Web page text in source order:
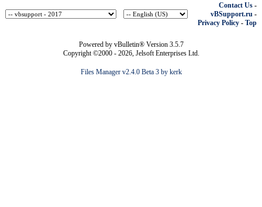
Contact Us -
vBSupport.ru -
Privacy Policy - Top
Powered by vBulletin® Version 3.5.7
Copyright ©2000 - 2026, Jelsoft Enterprises Ltd.
Files Manager v2.4.0 Beta 3 by kerk